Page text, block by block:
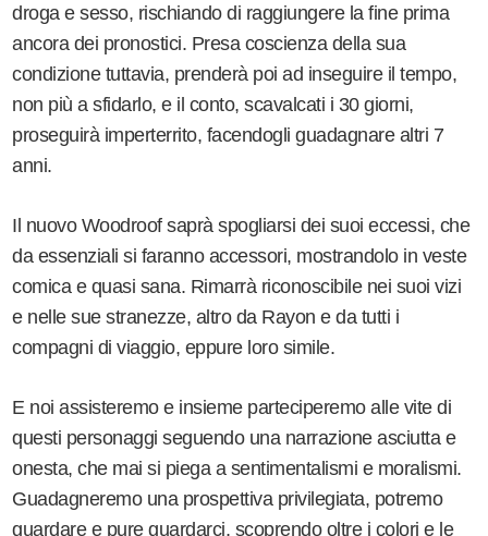
droga e sesso, rischiando di raggiungere la fine prima
ancora dei pronostici. Presa coscienza della sua
condizione tuttavia, prenderà poi ad inseguire il tempo,
non più a sfidarlo, e il conto, scavalcati i 30 giorni,
proseguirà imperterrito, facendogli guadagnare altri 7
anni.
Il nuovo Woodroof saprà spogliarsi dei suoi eccessi, che
da essenziali si faranno accessori, mostrandolo in veste
comica e quasi sana. Rimarrà riconoscibile nei suoi vizi
e nelle sue stranezze, altro da Rayon e da tutti i
compagni di viaggio, eppure loro simile.
E noi assisteremo e insieme parteciperemo alle vite di
questi personaggi seguendo una narrazione asciutta e
onesta, che mai si piega a sentimentalismi e moralismi.
Guadagneremo una prospettiva privilegiata, potremo
guardare e pure guardarci, scoprendo oltre i colori e le